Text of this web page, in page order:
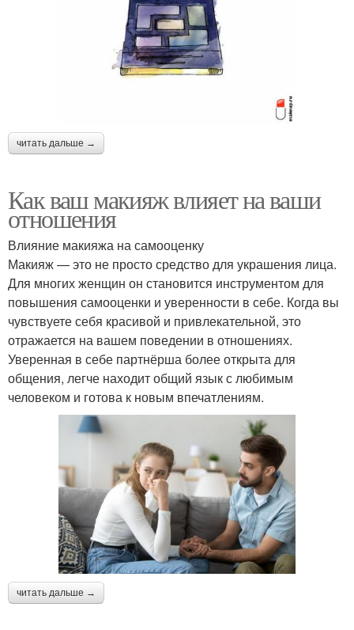
читать дальше →
Как ваш макияж влияет на ваши
отношения
Влияние макияжа на самооценку
Макияж — это не просто средство для украшения лица.
Для многих женщин он становится инструментом для
повышения самооценки и уверенности в себе. Когда вы
чувствуете себя красивой и привлекательной, это
отражается на вашем поведении в отношениях.
Уверенная в себе партнёрша более открыта для
общения, легче находит общий язык с любимым
человеком и готова к новым впечатлениям.
читать дальше →